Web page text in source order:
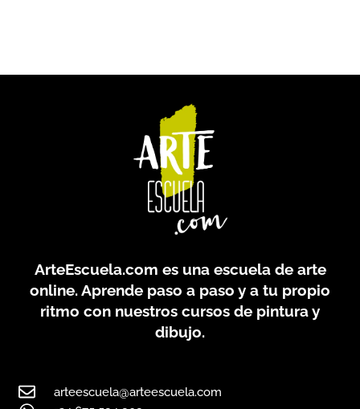
ArteEscuela.com es una escuela de arte
online. Aprende paso a paso y a tu propio
ritmo con nuestros cursos de pintura y
dibujo.
arteescuela@arteescuela.com